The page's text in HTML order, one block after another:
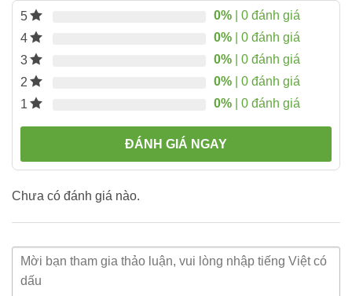
5 0% | 0 đánh giá
4
0% | 0 đánh giá
3
0% | 0 đánh giá
2
0% | 0 đánh giá
1
0% | 0 đánh giá
ĐÁNH GIÁ NGAY
Chưa có đánh giá nào.